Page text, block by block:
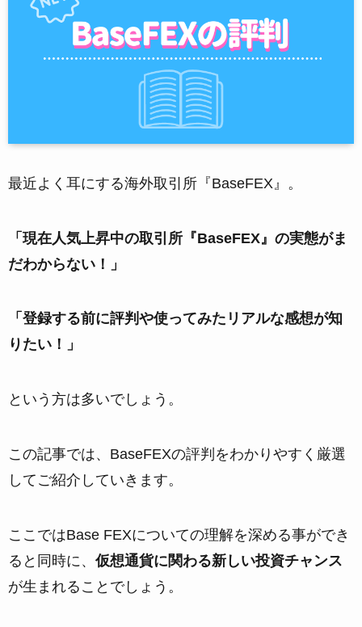
最近よく耳にする海外取引所『BaseFEX』。
「現在人気上昇中の取引所『BaseFEX』の実態がま
だわからない！」
「登録する前に評判や使ってみたリアルな感想が知
りたい！」
という方は多いでしょう。
この記事では、BaseFEXの評判をわかりやすく厳選
してご紹介していきます。
ここではBase FEXについての理解を深める事ができ
ると同時に、仮想通貨に関わる新しい投資チャンス
が生まれることでしょう。